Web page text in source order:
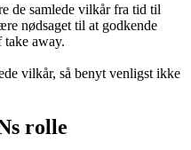
de samlede vilkår fra tid til
nødsaget til at godkende
away.
vilkår, så benyt venligst ikke
rolle